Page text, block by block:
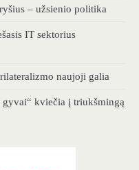
– užsienio politika
IT sektorius
naujoji galia
gyvai“ kviečia į triukšmingą